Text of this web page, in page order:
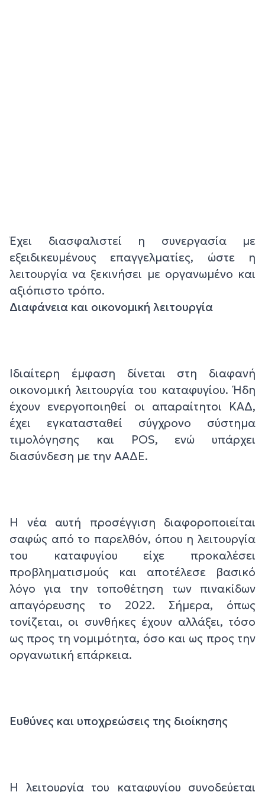
Έχει διασφαλιστεί η συνεργασία με
εξειδικευμένους επαγγελματίες, ώστε η
λειτουργία να ξεκινήσει με οργανωμένο και
αξιόπιστο τρόπο.
Διαφάνεια και οικονομική λειτουργία
Ιδιαίτερη έμφαση δίνεται στη διαφανή
οικονομική λειτουργία του καταφυγίου. Ήδη
έχουν ενεργοποιηθεί οι απαραίτητοι ΚΑΔ,
έχει εγκατασταθεί σύγχρονο σύστημα
τιμολόγησης και POS, ενώ υπάρχει
διασύνδεση με την ΑΑΔΕ.
Η νέα αυτή προσέγγιση διαφοροποιείται
σαφώς από το παρελθόν, όπου η λειτουργία
του καταφυγίου είχε προκαλέσει
προβληματισμούς και αποτέλεσε βασικό
λόγο για την τοποθέτηση των πινακίδων
απαγόρευσης το 2022. Σήμερα, όπως
τονίζεται, οι συνθήκες έχουν αλλάξει, τόσο
ως προς τη νομιμότητα, όσο και ως προς την
οργανωτική επάρκεια.
Ευθύνες και υποχρεώσεις της διοίκησης
Η λειτουργία του καταφυγίου συνοδεύεται